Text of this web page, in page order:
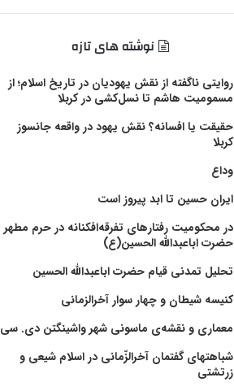
نوشته های تازه
روایتی ناگفته از نقش یهودیان در تاریخ اسلام؛ از
مسمومیت هاشم تا نسل‌کشی در کربلا
حقیقت یا افسانه؟‌ نقش یهود در واقعه جانسوز
کربلا
وداع
ایران حسین تا ابد پیروز است
در محکومیت رفتارهای تفرقه‌افکنانه در حرم مطهر
حضرت اباعبدالله الحسین(ع)
تحلیل تمدنی قیام حضرت اباعبدالله الحسین
کنیسه شیطان و چهار سوار آخرالزمانی
معماری و نقشه‌ی ماسونی شهر واشينگتن دی. سی
شباهتهای گفتمان آخر‌الزّمانی در اسلام شیعی و
زرتشتی